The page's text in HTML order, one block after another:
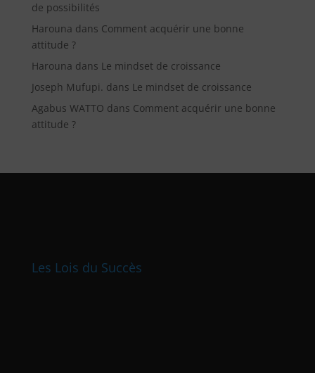
de possibilités
Harouna dans Comment acquérir une bonne
attitude ?
Harouna dans Le mindset de croissance
Joseph Mufupi. dans Le mindset de croissance
Agabus WATTO dans Comment acquérir une bonne
attitude ?
Les Lois du Succès